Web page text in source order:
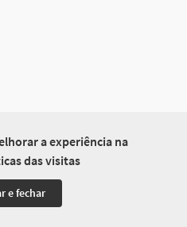
a experiência na
das visitas
e fechar